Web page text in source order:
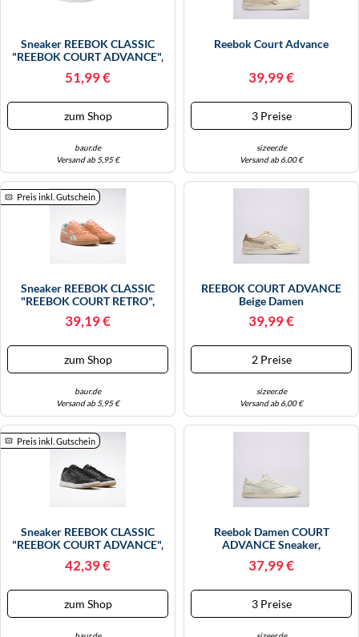
Sneaker REEBOK CLASSIC
"REEBOK COURT ADVANCE",
Synthetik, Schuhe Sneaker
51,99 €
zum Shop
baur.de
Versand ab 5,95 €
Reebok Court Advance
39,99 €
3 Preise
sizeer.de
Versand ab 6,00 €
Preis inkl. Gutschein
Sneaker REEBOK CLASSIC
"REEBOK COURT RETRO",
Damen, Gr. 38,5, Orange
(sunkissedorange, Glitchaqua,
Sunkissedorange, Glitchaqua,
Gum
39,19 €
zum Shop
baur.de
Versand ab 5,95 €
REEBOK COURT ADVANCE
Beige Damen
39,99 €
2 Preise
sizeer.de
Versand ab 6,00 €
Preis inkl. Gutschein
Sneaker REEBOK CLASSIC
"REEBOK COURT ADVANCE",
Synthetik, Schuhe Sneaker
42,39 €
zum Shop
Reebok Damen COURT
ADVANCE Sneaker,
EU
37,99 €
3 Preise